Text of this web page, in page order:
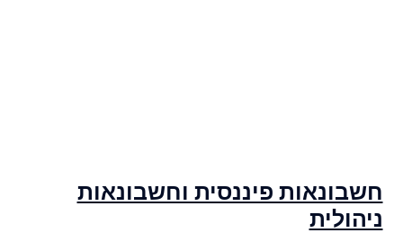
חשבונאות פיננסית וחשבונאות
ניהולית